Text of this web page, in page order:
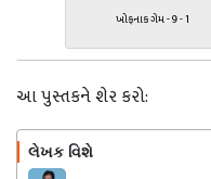
ખોફનાક ગેમ - 9 - 1
આ પુસ્તકને શેર કરો:
લેખક વિશે